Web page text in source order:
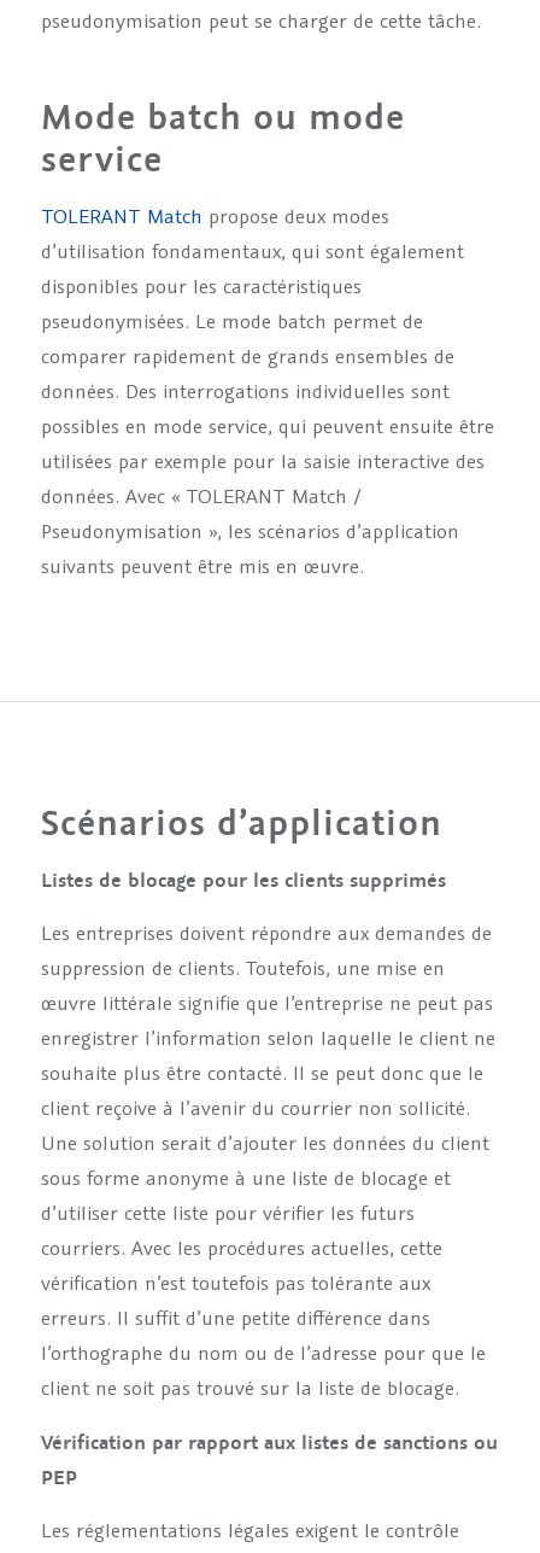
pseudonymisation peut se charger de cette tâche.
Mode batch ou mode
service
TOLERANT Match propose deux modes
d’utilisation fondamentaux, qui sont également
disponibles pour les caractéristiques
pseudonymisées. Le mode batch permet de
comparer rapidement de grands ensembles de
données. Des interrogations individuelles sont
possibles en mode service, qui peuvent ensuite être
utilisées par exemple pour la saisie interactive des
données. Avec « TOLERANT Match /
Pseudonymisation », les scénarios d’application
suivants peuvent être mis en œuvre.
Scénarios d’application
Listes de blocage pour les clients supprimés
Les entreprises doivent répondre aux demandes de
suppression de clients. Toutefois, une mise en
œuvre littérale signifie que l’entreprise ne peut pas
enregistrer l’information selon laquelle le client ne
souhaite plus être contacté. Il se peut donc que le
client reçoive à l’avenir du courrier non sollicité.
Une solution serait d’ajouter les données du client
sous forme anonyme à une liste de blocage et
d’utiliser cette liste pour vérifier les futurs
courriers. Avec les procédures actuelles, cette
vérification n’est toutefois pas tolérante aux
erreurs. Il suffit d’une petite différence dans
l’orthographe du nom ou de l’adresse pour que le
client ne soit pas trouvé sur la liste de blocage.
Vérification par rapport aux listes de sanctions ou
PEP
Les réglementations légales exigent le contrôle